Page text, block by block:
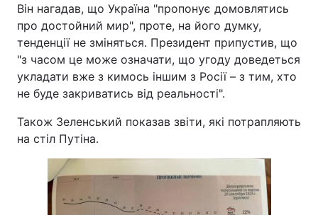
Він нагадав, що Україна "пропонує домовлятись
про достойний мир", проте, на його думку,
тенденції не зміняться. Президент припустив, що
"з часом це може означати, що угоду доведеться
укладати вже з кимось іншим з Росії – з тим, хто
не буде закриватись від реальності".
Також Зеленський показав звіти, які потрапляють
на стіл Путіна.